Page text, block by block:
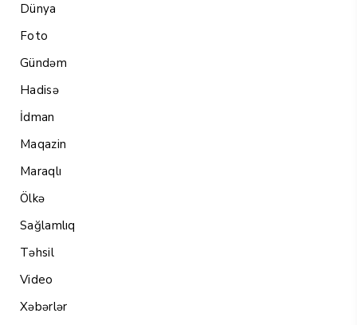
Dünya
Foto
Gündəm
Hadisə
İdman
Maqazin
Maraqlı
Ölkə
Sağlamlıq
Təhsil
Video
Xəbərlər